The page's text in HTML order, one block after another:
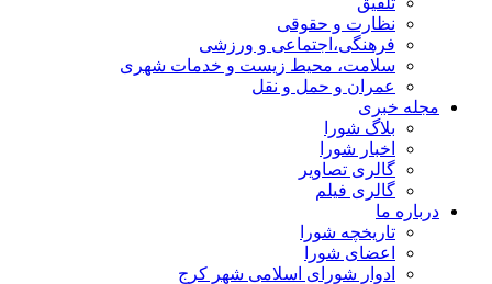
نظارت و حقوقی
فرهنگی،اجتماعی و ورزشی
سلامت، محیط زیست و خدمات شهری
عمران و حمل و نقل
مجله خبری
بلاگ شورا
اخبار شورا
گالری تصاویر
گالری فیلم
درباره ما
تاریخچه شورا
اعضای شورا
ادوار شورای اسلامی شهر کرج